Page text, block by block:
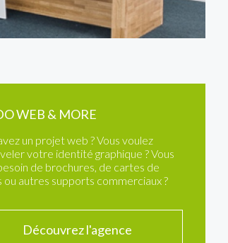
WEB & MORE
un projet web ? Vous voulez
votre identité graphique ? Vous
de brochures, de cartes de
ou autres supports commerciaux ?
Découvrez l'agence